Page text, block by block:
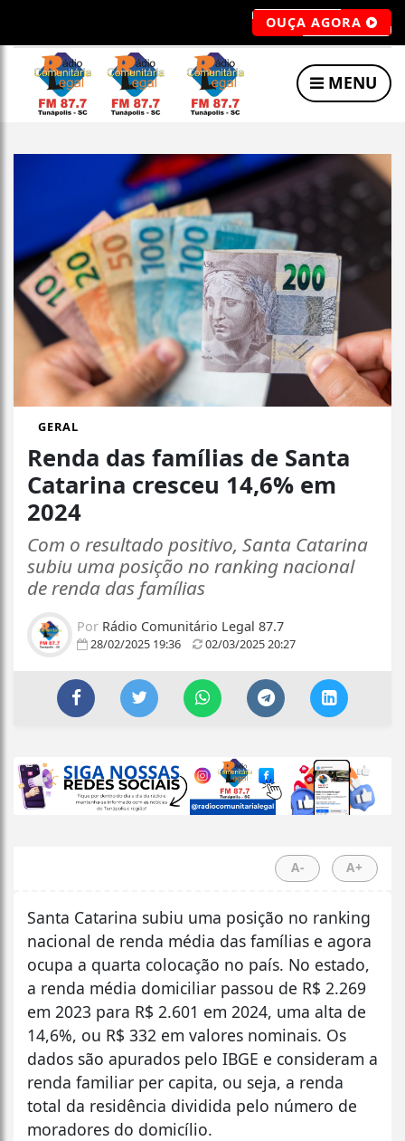
OUÇA AGORA
MENU
GERAL
Renda das famílias de Santa
Catarina cresceu 14,6% em
2024
Com o resultado positivo, Santa Catarina
subiu uma posição no ranking nacional
de renda das famílias
Por Rádio Comunitário Legal 87.7
28/02/2025 19:36 02/03/2025 20:27
A- A+
Santa Catarina subiu uma posição no ranking
nacional de renda média das famílias e agora
ocupa a quarta colocação no país. No estado,
a renda média domiciliar passou de R$ 2.269
em 2023 para R$ 2.601 em 2024, uma alta de
14,6%, ou R$ 332 em valores nominais. Os
dados são apurados pelo IBGE e consideram a
renda familiar per capita, ou seja, a renda
total da residência dividida pelo número de
moradores do domicílio.